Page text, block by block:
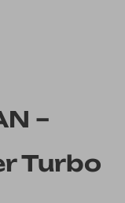
–
Turbo